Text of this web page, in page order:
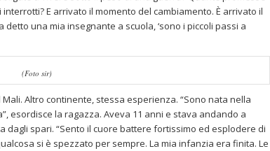
E arrivato il momento del cambiamento. È arrivato il
una mia insegnante a scuola, ‘sono i piccoli passi a
(Foto sir)
Altro continente, stessa esperienza. “Sono nata nella
esordisce la ragazza. Aveva 11 anni e stava andando a
spari. “Sento il cuore battere fortissimo ed esplodere di
si è spezzato per sempre. La mia infanzia era finita. Le